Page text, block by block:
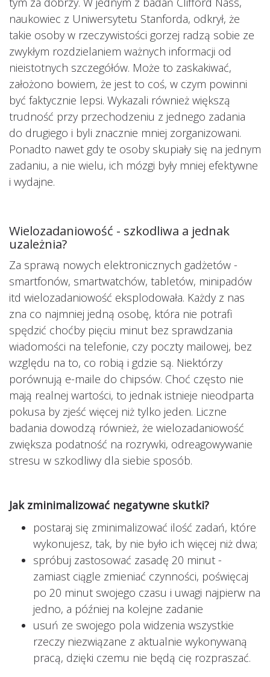
naukowiec z Uniwersytetu Stanforda, odkrył, że
takie osoby w rzeczywistości gorzej radzą sobie ze
zwykłym rozdzielaniem ważnych informacji od
nieistotnych szczegółów. Może to zaskakiwać,
założono bowiem, że jest to coś, w czym powinni
być faktycznie lepsi. Wykazali również większą
trudność przy przechodzeniu z jednego zadania
do drugiego i byli znacznie mniej zorganizowani.
Ponadto nawet gdy te osoby skupiały się na jednym
zadaniu, a nie wielu, ich mózgi były mniej efektywne
i wydajne.
Wielozadaniowość - szkodliwa a jednak
uzależnia?
Za sprawą nowych elektronicznych gadżetów -
smartfonów, smartwatchów, tabletów, minipadów
itd wielozadaniowość eksplodowała. Każdy z nas
zna co najmniej jedną osobę, która nie potrafi
spędzić choćby pięciu minut bez sprawdzania
wiadomości na telefonie, czy poczty mailowej, bez
względu na to, co robią i gdzie są. Niektórzy
porównują e-maile do chipsów. Choć często nie
mają realnej wartości, to jednak istnieje nieodparta
pokusa by zjeść więcej niż tylko jeden. Liczne
badania dowodzą również, że wielozadaniowość
zwiększa podatność na rozrywki, odreagowywanie
stresu w szkodliwy dla siebie sposób.
Jak zminimalizować negatywne skutki?
postaraj się zminimalizować ilość zadań, które
wykonujesz, tak, by nie było ich więcej niż dwa;
spróbuj zastosować zasadę 20 minut -
zamiast ciągle zmieniać czynności, poświęcaj
po 20 minut swojego czasu i uwagi najpierw na
jedno, a później na kolejne zadanie
usuń ze swojego pola widzenia wszystkie
rzeczy niezwiązane z aktualnie wykonywaną
pracą, dzięki czemu nie będą cię rozpraszać.